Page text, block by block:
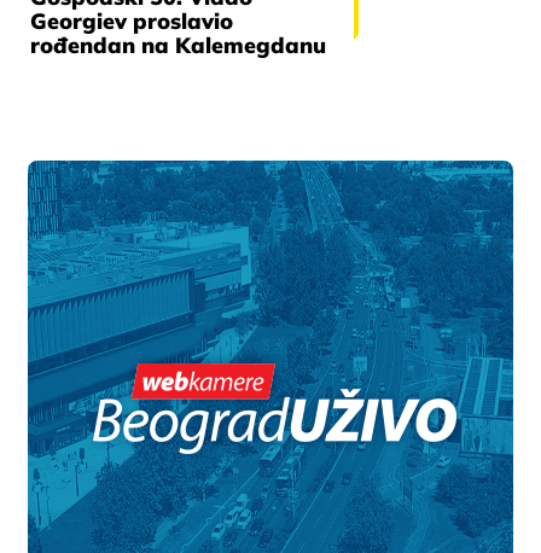
Georgiev proslavio
rođendan na Kalemegdanu